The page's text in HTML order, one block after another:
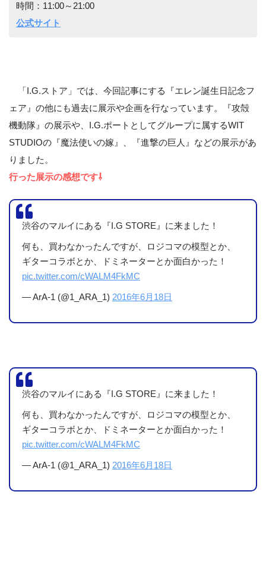
時間：11:00～21:00
公式サイト
「I.G.ストア」では、今回記事にする『エレン誕生日記念フ
ェア』の他にも過去に展示や企画を行なっています。『攻殻
機動隊』の展示や、I.G.ポートとしてグループに属するWIT
STUDIOの『魔法使いの嫁』、『進撃の巨人』などの展示があ
りました。
行った展示の感想です⇩
渋谷のマルイにある『I.G STORE』に来ました！
何も、買わなかったんですが、ロジコマの模型とか、
ギターコラボとか、ドミネーターとか面白かった！
pic.twitter.com/cWALM4FkMC
— ArA-1 (@1_ARA_1) 2016年6月18日
渋谷のマルイにある『I.G STORE』に来ました！
何も、買わなかったんですが、ロジコマの模型とか、
ギターコラボとか、ドミネーターとか面白かった！
pic.twitter.com/cWALM4FkMC
— ArA-1 (@1_ARA_1) 2016年6月18日